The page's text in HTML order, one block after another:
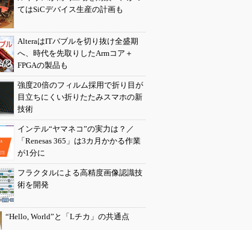
てはSiCデバイス生産の計画も
AlteraはITバブルを切り抜け全盛期
へ、時代を先取りしたArmコア＋
FPGAの製品も
強度20倍のフィルム採用で折り目が
目立ちにくい折りたたみスマホの新
技術
インテル“ヤマネコ”の実力は？／
「Renesas 365」は3カ月かかる作業
が1分に
フラクタルによる高精度画像認識技
術を開発
“Hello, World”と「Lチカ」の共通点